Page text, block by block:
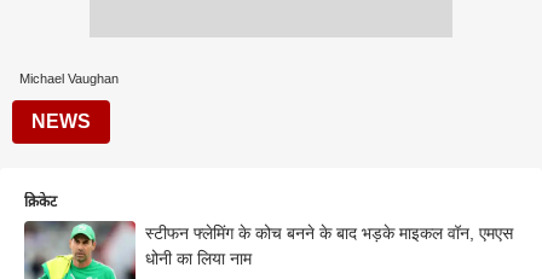
Michael Vaughan
NEWS
क्रिकेट
स्टीफन फ्लेमिंग के कोच बनने के बाद भड़के माइकल वॉन, एमएस
धोनी का लिया नाम